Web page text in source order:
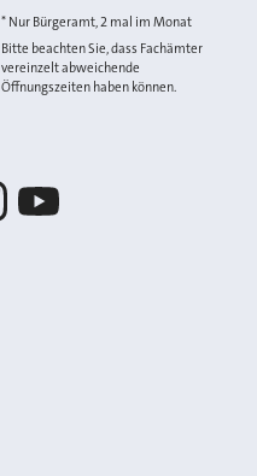
* Nur Bürgeramt, 2 mal im Monat
Bitte beachten Sie, dass Fachämter
vereinzelt abweichende
Öffnungszeiten haben können.